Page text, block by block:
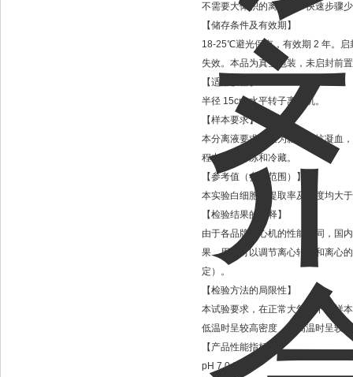
不需要大体积的离心管。快速步骤
【储存条件及有效期】
18-25℃避光保存，有效期 2 年。启
失效。本品为真空包装，未启封前
【适用仪器】
半径 15cm水平转子离心机。
【样本要求】
本分离液要求血液为新鲜的抗凝血
程中避免冷冻和冷藏。
【参考值（参考范围）】
本实验白细胞的提取率及纯度均大于
【检验结果的解释】
由于各品牌离心机的性能不同，国
果，用户可以调节离心转数和离心
定）。
【检验方法的局限性】
本试验要求，在正常大气压下，样
低温时呈较高密度，在高温时呈较
【产品性能指标】
pH 7.0-7.5